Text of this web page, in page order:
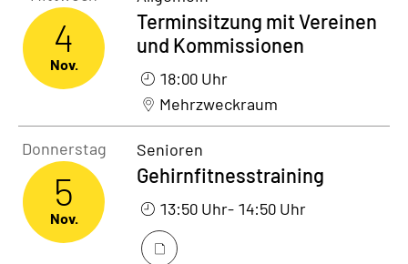
4
Nov.
Terminsitzung mit Vereinen
und Kommissionen
18:00 Uhr
Mehrzweckraum
Donnerstag
5
Nov.
Gehirnfitnesstraining
Senioren
13:50 Uhr- 14:50 Uhr